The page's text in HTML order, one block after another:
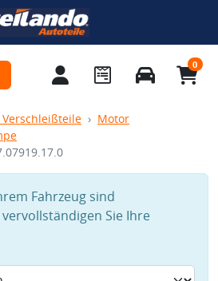
0
Motor
Fahrzeug sind
Sie Ihre